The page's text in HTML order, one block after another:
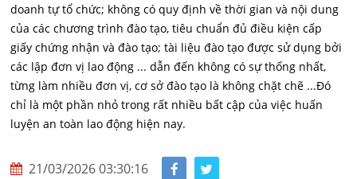
doanh tự tổ chức; không có quy định về thời gian và nội dung
của các chương trình đào tạo, tiêu chuẩn đủ điều kiện cấp
giấy chứng nhận và đào tạo; tài liệu đào tạo được sử dụng bởi
các lập đơn vị lao động ... dẫn đến không có sự thống nhất,
từng làm nhiều đơn vị, cơ sở đào tạo là không chặt chẽ ...Đó
chỉ là một phần nhỏ trong rất nhiều bất cập của việc huấn
luyện an toàn lao động hiện nay.
21/03/2026 03:30:16